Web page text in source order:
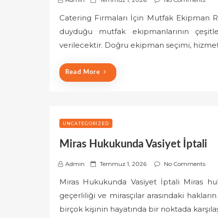
s
e
o
n
Catering Firmaları İçin Mutfak Ekipman
duyduğu mutfak ekipmanlarının
verilecektir. Doğru ekipman seçimi,
Read More
UNCATEGORIZED
Miras Hukukunda Vasiyet İptali
Admin
P
s
e
Temmuz 1, 2026 No Comments
Miras Hukukunda Vasiyet İptali Miras
geçerliliği ve mirasçılar arasındaki
birçok kişinin hayatında bir noktada